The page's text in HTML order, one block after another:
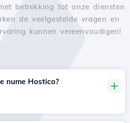
betrekking tot onze diensten
de veelgestelde vragen en
kunnen vereenvoudigen!
nume Hostico?